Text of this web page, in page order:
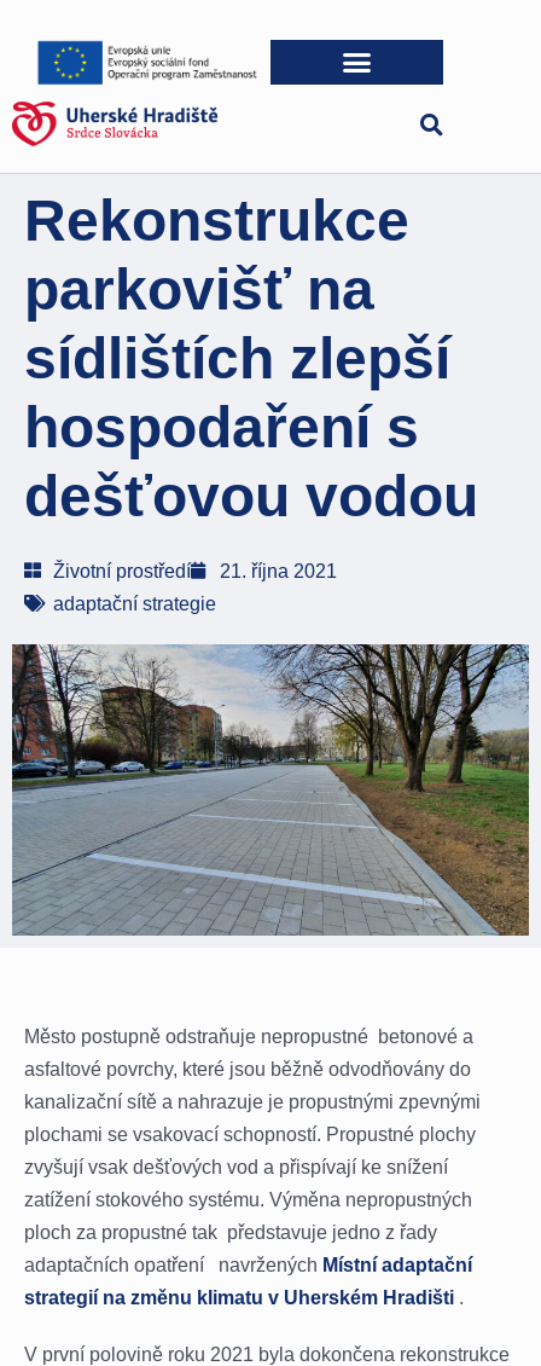
Rekonstrukce
parkovišť na
sídlištích zlepší
hospodaření s
dešťovou vodou
Životní prostředí
21. října 2021
adaptační strategie
Město postupně odstraňuje nepropustné betonové a
asfaltové povrchy, které jsou běžně odvodňovány do
kanalizační sítě a nahrazuje je propustnými zpevnými
plochami se vsakovací schopností. Propustné plochy
zvyšují vsak dešťových vod a přispívají ke snížení
zatížení stokového systému. Výměna nepropustných
ploch za propustné tak představuje jedno z řady
adaptačních opatření navržených Místní adaptační
strategií na změnu klimatu v Uherském Hradišti .
V první polovině roku 2021 byla dokončena rekonstrukce